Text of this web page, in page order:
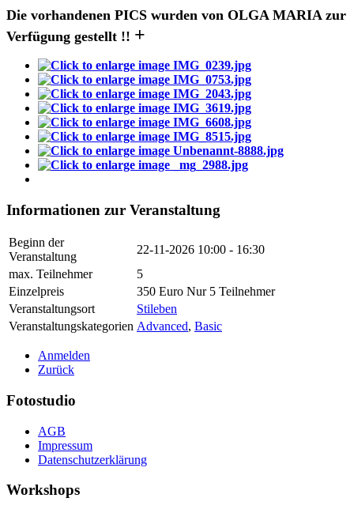
Die vorhandenen PICS wurden von OLGA MARIA zur
Verfügung gestellt !! +
Informationen zur Veranstaltung
Beginn der
Veranstaltung
22-11-2026 10:00 - 16:30
max. Teilnehmer
5
Einzelpreis
350 Euro Nur 5 Teilnehmer
Veranstaltungsort
Stileben
Veranstaltungskategorien Advanced, Basic
Anmelden
Zurück
Fotostudio
AGB
Impressum
Datenschutzerklärung
Workshops